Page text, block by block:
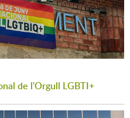
de l'Orgull LGBTI+